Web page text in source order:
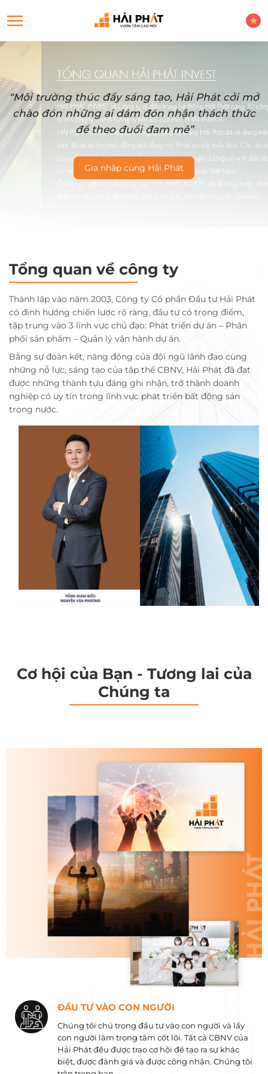
“Môi trường thúc đẩy sáng tạo, Hải Phát cởi mở
chào đón những ai dám đón nhận thách thức
để theo đuổi đam mê”
Gia nhập cùng Hải Phát
Tổng quan về công ty
Thành lập vào năm 2003, Công ty Cổ phần Đầu tư Hải Phát
có định hướng chiến lược rõ ràng, đầu tư có trọng điểm,
tập trung vào 3 lĩnh vực chủ đạo: Phát triển dự án – Phân
phối sản phẩm – Quản lý vận hành dự án.
Bằng sự đoàn kết, năng động của đội ngũ lãnh đạo cùng
những nỗ lực, sáng tạo của tập thể CBNV, Hải Phát đã đạt
được những thành tựu đáng ghi nhận, trở thành doanh
nghiệp có uy tín trong lĩnh vực phát triển bất động sản
trong nước.
Cơ hội của Bạn - Tương lai của
Chúng ta
ĐẦU TƯ VÀO CON NGƯỜI
Chúng tôi chú trọng đầu tư vào con người và lấy
con người làm trọng tâm cốt lõi. Tất cả CBNV của
Hải Phát đều được trao cơ hội để tạo ra sự khác
biệt, được đánh giá và được công nhận. Chúng tôi